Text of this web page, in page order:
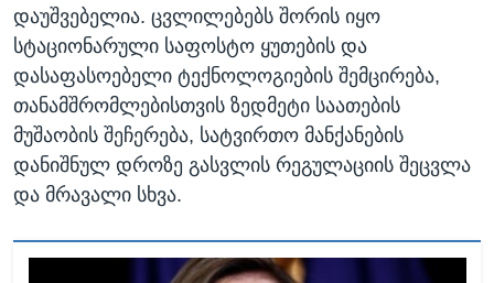
დაუშვებელია. ცვლილებებს შორის იყო
სტაციონარული საფოსტო ყუთების და
დასაფასოებელი ტექნოლოგიების შემცირება,
თანამშრომლებისთვის ზედმეტი საათების
მუშაობის შეჩერება, სატვირთო მანქანების
დანიშნულ დროზე გასვლის რეგულაციის შეცვლა
და მრავალი სხვა.